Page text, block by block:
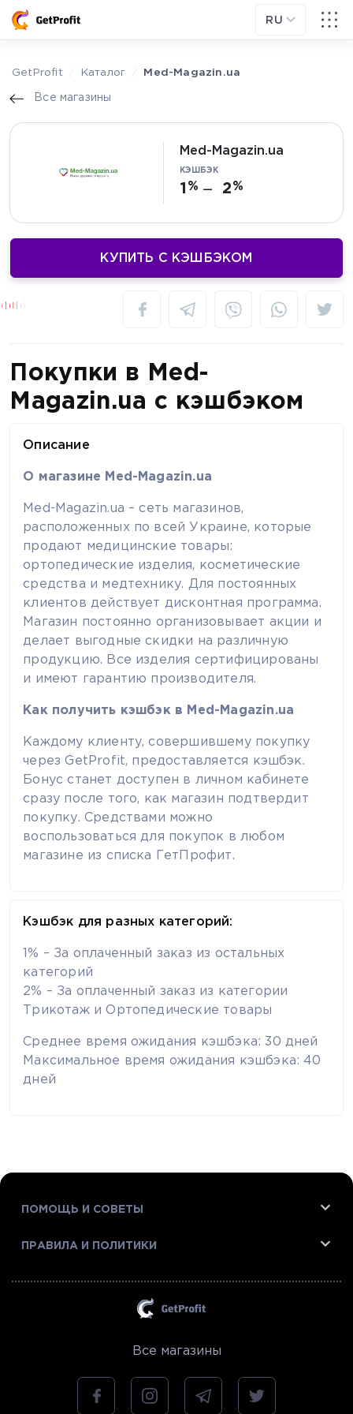
RU
GetProfit Каталог Med-Magazin.ua
Все магазины
Med-Magazin.ua
КЭШБЭК
1 — 2
КУПИТЬ С КЭШБЭКОМ
Покупки в Med-
Magazin.ua с кэшбэком
Описание
О магазине Med-Magazin.ua
Med-Magazin.ua – сеть магазинов,
расположенных по всей Украине, которые
продают медицинские товары:
ортопедические изделия, косметические
средства и медтехнику. Для постоянных
клиентов действует дисконтная программа.
Магазин постоянно организовывает акции и
делает выгодные скидки на различную
продукцию. Все изделия сертифицированы
и имеют гарантию производителя.
Как получить кэшбэк в Med-Magazin.ua
Каждому клиенту, совершившему покупку
через GetProfit, предоставляется кэшбэк.
Бонус станет доступен в личном кабинете
сразу после того, как магазин подтвердит
покупку. Средствами можно
воспользоваться для покупок в любом
магазине из списка ГетПрофит.
Кэшбэк для разных категорий:
1% – За оплаченный заказ из остальных
категорий
2% – За оплаченный заказ из категории
Трикотаж и Ортопедические товары
Среднее время ожидания кэшбэка: 30 дней
Максимальное время ожидания кэшбэка: 40
дней
ПОМОЩЬ И СОВЕТЫ
ПРАВИЛА И ПОЛИТИКИ
Все магазины